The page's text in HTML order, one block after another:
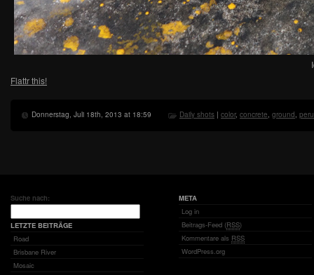
Flattr this!
Donnerstag, Juli 18th, 2013 at 18:59 Daily shots | color, concrete, ground, peru
Suche nach:
LETZTE BEITRÄGE
Road
Brisbane River
Mosaic
META
Log in
Beitrags-Feed (RSS)
Kommentare als RSS
WordPress.org